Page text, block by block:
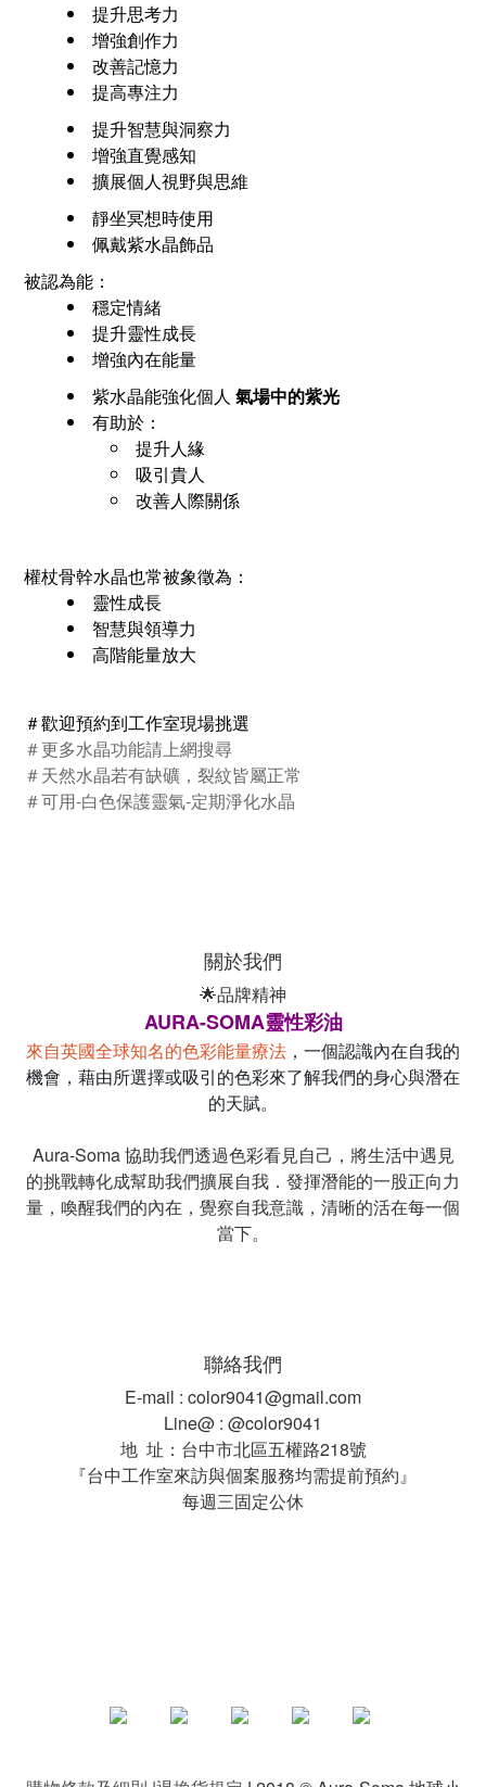
提升思考力
增強創作力
改善記憶力
提高專注力
提升智慧與洞察力
增強直覺感知
擴展個人視野與思維
靜坐冥想時使用
佩戴紫水晶飾品
被認為能：
穩定情緒
提升靈性成長
增強內在能量
紫水晶能強化個人 氣場中的紫光
有助於：
提升人緣
吸引貴人
改善人際關係
權杖骨幹水晶也常被象徵為：
靈性成長
智慧與領導力
高階能量放大
＃歡迎預約到工作室現場挑選
＃更多水晶功能請上網搜尋
＃天然水晶若有缺礦，裂紋皆屬正常
＃可用-白色保護靈氣-定期淨化水晶
關於我們
🌟品牌精神
AURA-SOMA靈性彩油
來自英國全球知名的色彩能量療法 ，一個認識內在自我的
機會，藉由所選擇或吸引的色彩來了解我們的身心與潛在
的天賦。
Aura-Soma 協助我們透過色彩看見自己，將生活中遇見
的挑戰轉化成幫助我們擴展自我．發揮潛能的一股正向力
量，喚醒我們的內在，覺察自我意識，清晰的活在每一個
當下。
聯絡我們
E-mail : color9041@gmail.com
Line@ : @color9041
地 址：台中市北區五權路218號
『台中工作室來訪與個案服務均需提前預約』
每週三固定公休